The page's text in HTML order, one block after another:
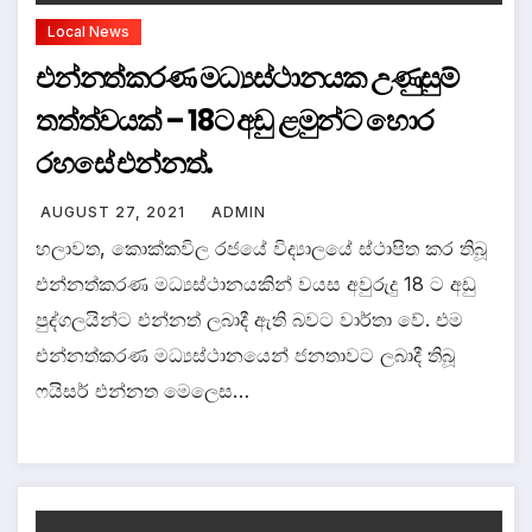
Local News
එන්නත්කරණ මධ්‍යස්ථානයක උණුසුම්
තත්ත්වයක් – 18ට අඩු ළමුන්ට හොර
රහසේ එන්නත්.
AUGUST 27, 2021 ADMIN
හලාවත, කොක්කවිල රජයේ විද්‍යාලයේ ස්ථාපිත කර තිබූ
එන්නත්කරණ මධ්‍යස්ථානයකින් වයස අවුරුදු 18 ට අඩු
පුද්ගලයින්ට එන්නත් ලබාදී ඇති බවට වාර්තා වේ. එම
එන්නත්කරණ මධ්‍යස්ථානයෙන් ජනතාවට ලබාදී තිබූ
ෆයිසර් එන්නත මෙලෙස…